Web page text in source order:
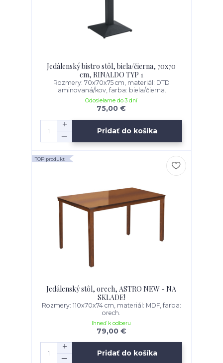
Jedálenský bistro stôl, biela/čierna, 70x70
cm, RINALDO TYP 1
Rozmery: 70x70x75 cm, materiál: DTD
laminovaná/kov, farba: biela/čierna.
75,00 €
Odosielame do 3 dní
Pridať do košíka
TOP produkt
Jedálenský stôl, orech, ASTRO NEW - NA
SKLADE!
Rozmery: 110x70x74 cm, materiál: MDF, farba:
orech.
79,00 €
Ihneď k odberu
Pridať do košíka